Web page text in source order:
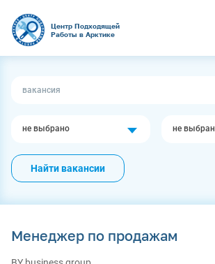
Центр Подходящей
Работы в Арктике
не выбрано не
Найти вакансии
Менеджер по продажам